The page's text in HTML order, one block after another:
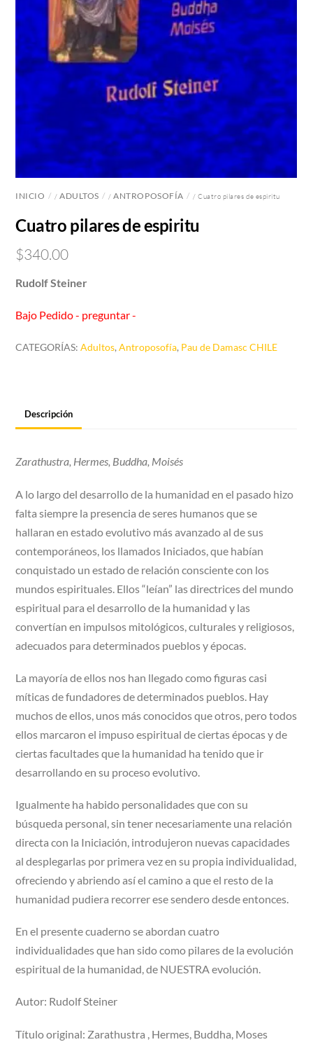
INICIO /ADULTOS /ANTROPOSOFÍA / Cuatro pilares de espiritu
Cuatro pilares de espiritu
$340.00
Rudolf Steiner
Bajo Pedido - preguntar -
CATEGORÍAS:Adultos,Antroposofía, Pau de Damasc CHILE
Descripción
Zarathustra, Hermes, Buddha, Moisés
A lo largo del desarrollo de la humanidad en el pasado hizo
falta siempre la presencia de seres humanos que se
hallaran en estado evolutivo más avanzado al de sus
contemporáneos, los llamados Iniciados, que habían
conquistado un estado de relación consciente con los
mundos espirituales. Ellos “leían” las directrices del mundo
espiritual para el desarrollo de la humanidad y las
convertían en impulsos mitológicos, culturales y religiosos,
adecuados para determinados pueblos y épocas.
La mayoría de ellos nos han llegado como figuras casi
míticas de fundadores de determinados pueblos. Hay
muchos de ellos, unos más conocidos que otros, pero todos
ellos marcaron el impuso espiritual de ciertas épocas y de
ciertas facultades que la humanidad ha tenido que ir
desarrollando en su proceso evolutivo.
Igualmente ha habido personalidades que con su
búsqueda personal, sin tener necesariamente una relación
directa con la Iniciación, introdujeron nuevas capacidades
al desplegarlas por primera vez en su propia individualidad,
ofreciendo y abriendo así el camino a que el resto de la
humanidad pudiera recorrer ese sendero desde entonces.
En el presente cuaderno se abordan cuatro
individualidades que han sido como pilares de la evolución
espiritual de la humanidad, de NUESTRA evolución.
Autor: Rudolf Steiner
Título original: Zarathustra , Hermes, Buddha, Moses